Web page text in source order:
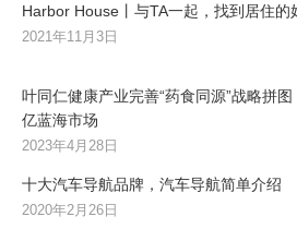
Harbor House丨与TA一起，找到居住的
2021年11月3日
叶同仁健康产业完善“药食同源”战略拼
亿蓝海市场
2023年4月28日
十大汽车导航品牌，汽车导航简单介绍
2020年2月26日